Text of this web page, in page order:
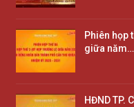
Phiên họp
giữa năm…
HĐND TP.